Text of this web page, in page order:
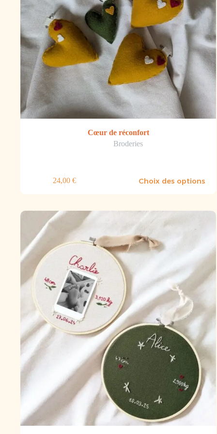
Cœur de réconfort
Broderies
24,00 € Choix des options